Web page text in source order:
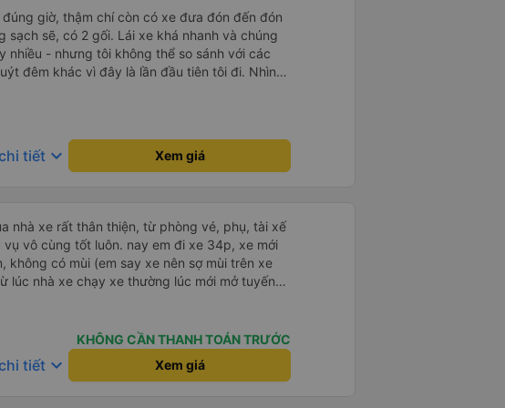
giờ, thậm chí còn có xe đưa đón đến đón
sạch sẽ, có 2 gối. Lái xe khá nhanh và chúng
nhiều - nhưng tôi không thể so sánh với các
đêm khác vì đây là lần đầu tiên tôi đi. Nhìn
lòng.
tiết keyboard_arrow_down Xem giá
nhà xe rất thân thiện, từ phòng vé, phụ, tài xế
vụ vô cùng tốt luôn. nay em đi xe 34p, xe mới
không có mùi (em say xe nên sợ mùi trên xe
lúc nhà xe chạy xe thường lúc mới mở tuyến
34p chắc em đi nhiều hơn
KHÔNG CẦN THANH TOÁN TRƯỚC
tiết keyboard_arrow_down Xem giá